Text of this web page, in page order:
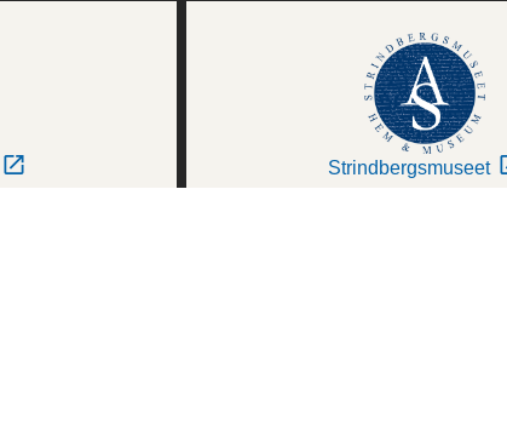
Strindbergsmuseet